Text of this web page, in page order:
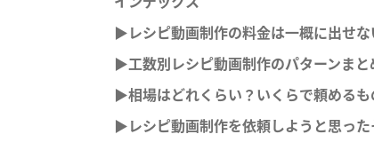
▶︎レシピ動画制作の料金は一概に出せ
▶︎工数別レシピ動画制作のパターンまと
▶︎相場はどれくらい？いくらで頼めるも
▶︎レシピ動画制作を依頼しようと思っ